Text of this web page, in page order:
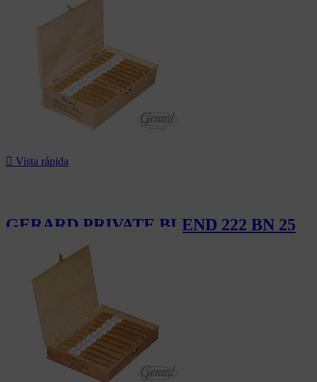
 Vista rápida
GERARD PRIVATE BLEND 222 BN 25
260,00 CHF